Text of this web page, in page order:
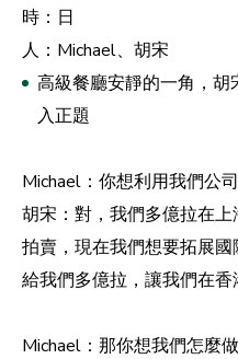
時：日
人：Michael、胡宋
高級餐廳安靜的一角，
入正題
Michael：你想利用我們公
胡宋：對，我們多億拉在
拍賣，現在我們想要拓展
給我們多億拉，讓我們在香
Michael：那你想我們怎麼